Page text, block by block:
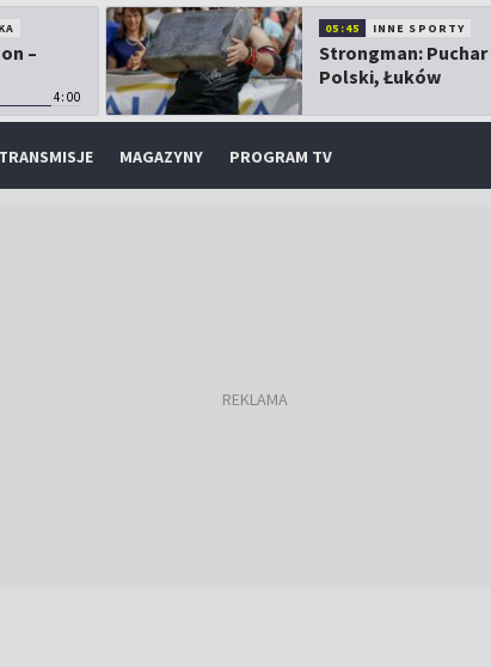
–
4:00
05:45 INNE SPORTY
Strongman: Puchar
Polski, Łuków
MAGAZYNY PROGRAM TV